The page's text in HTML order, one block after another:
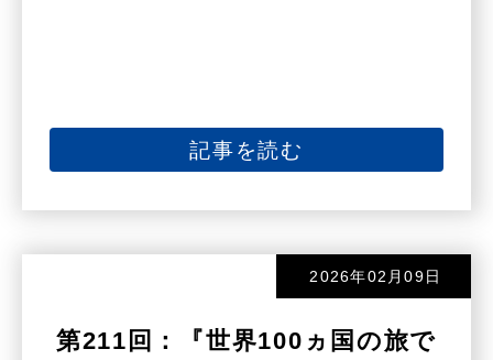
記事を読む
2026年02月09日
第211回：『世界100ヵ国の旅で